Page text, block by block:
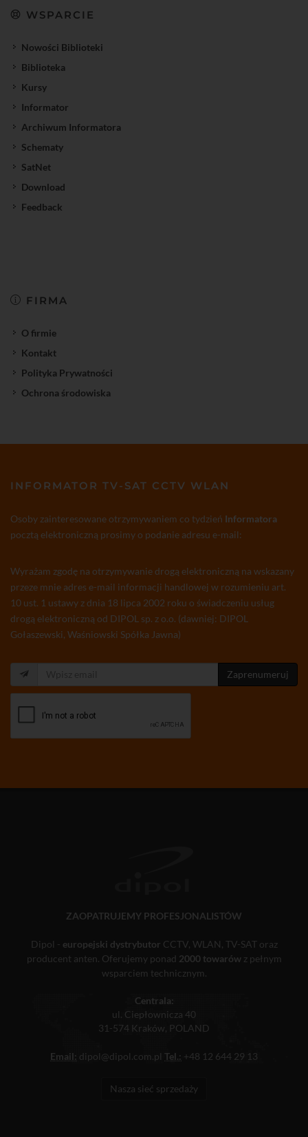
WSPARCIE
Nowości Biblioteki
Biblioteka
Kursy
Informator
Archiwum Informatora
Schematy
SatNet
Download
Feedback
FIRMA
O firmie
Kontakt
Polityka Prywatności
Ochrona środowiska
INFORMATOR TV-SAT CCTV WLAN
Osoby zainteresowane otrzymywaniem co tydzień Informatora
pocztą elektroniczną prosimy o podanie adresu e-mail:
Wyrażam zgodę na otrzymywanie drogą elektroniczną na wskazany
przeze mnie adres e-mail informacji handlowej w rozumieniu art.
10 ust. 1 ustawy z dnia 18 lipca 2002 roku o świadczeniu usług
drogą elektroniczną od DIPOL sp. z o.o. (dawniej: DIPOL
Gołaszewski, Waśniowski Spółka Jawna)
Zaprenumeruj
ZAOPATRUJEMY PROFESJONALISTÓW
Dipol - europejski dystrybutor CCTV, WLAN, TV-SAT oraz
producent anten. Oferujemy ponad 2000 towarówz pełnym
wsparciem technicznym.
Centrala:
ul. Ciepłownicza 40
31-574 Kraków, POLAND
Email: dipol@dipol.com.pl Tel.: +48 12 644 29 13
Nasza sieć sprzedaży